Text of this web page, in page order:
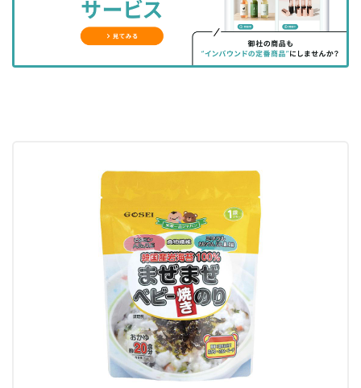
る
ア
す
る
に
す
る
る